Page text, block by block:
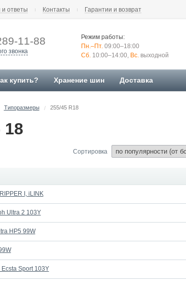
ответы Контакты Гарантии и возврат
11-88
звонка
Режим работы:
Пн.–Пт. 09:00–18:00
Сб. 10:00–14:00, Вс. выходной
купить? Хранение шин Доставка
Типоразмеры / 255/45 R18
Сортировка
I, iLINK
Ultra 2 103Y
HP5 99W
Sport 103Y